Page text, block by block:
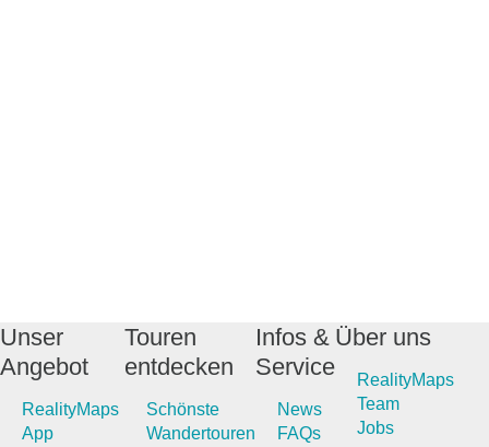
Unser
Angebot
RealityMaps
App
Touren
entdecken
Schönste
Wandertouren
Infos &
Service
News
FAQs
Über uns
RealityMaps
Team
Jobs